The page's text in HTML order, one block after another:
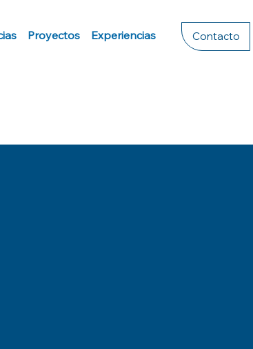
Proyectos Experiencias Contacto